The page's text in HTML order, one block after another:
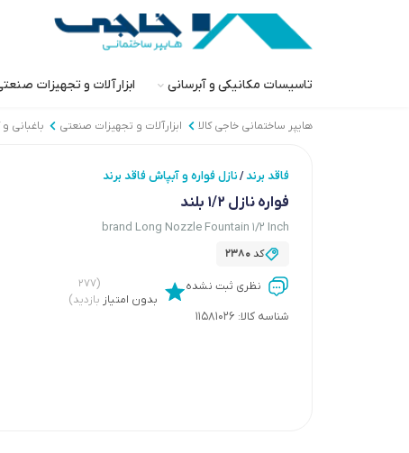
تاسیسات مکانیکی و آبرسانی ابزارآلات و تجهیزات
هایپر ساختمانی خاجی‌ کالا ابزارآلات و تجهیزات صنعتی باغبانی
فاقد برند/نازل فواره و آبپاش فاقد برند
فواره نازل 1/2 بلند
brand Long Nozzle Fountain 1/2 Inch
کد2380
نظری ثبت نشده
بدون امتیاز
(۲۷۷
بازدید)
شناسه کالا: 11581026